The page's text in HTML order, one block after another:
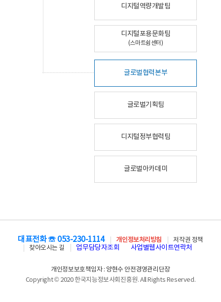
디지털역량개발팀
디지털포용문화팀
(스마트쉼센터)
글로벌협력본부
글로벌기획팀
디지털정부협력팀
글로벌아카데미
대표전화 ☏ 053-230-1114 개인정보처리방침
저작권 정책
찾아오시는 길
업무담당자조회 사업별웹사이트연락처
개인정보보호책임자 : 양현수 안전경영관리단장
Copyright © 2020 한국지능정보사회진흥원. All Rights Reserved.